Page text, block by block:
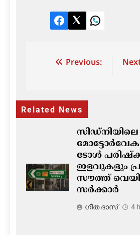
Facebook
TwitterLinkedIn
Post Previous:
Related News
സിഡ്നിയിലെ
ടോൾ
ഇളവുകളും
സൗത്ത്
സർക്കാർ
ഗീത ദാസ്‌ 4